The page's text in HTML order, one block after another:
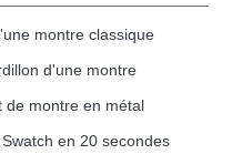
montre classique
d'une montre
de montre en métal
en 20 secondes